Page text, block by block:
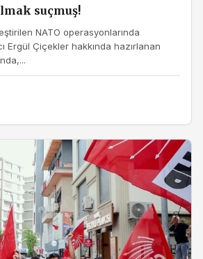
suçmuş!
NATO operasyonlarında
Ergül Çiçekler hakkında hazırlanan